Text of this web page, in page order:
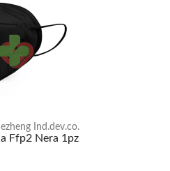
Ind.dev.co.
Ffp2 Nera 1pz